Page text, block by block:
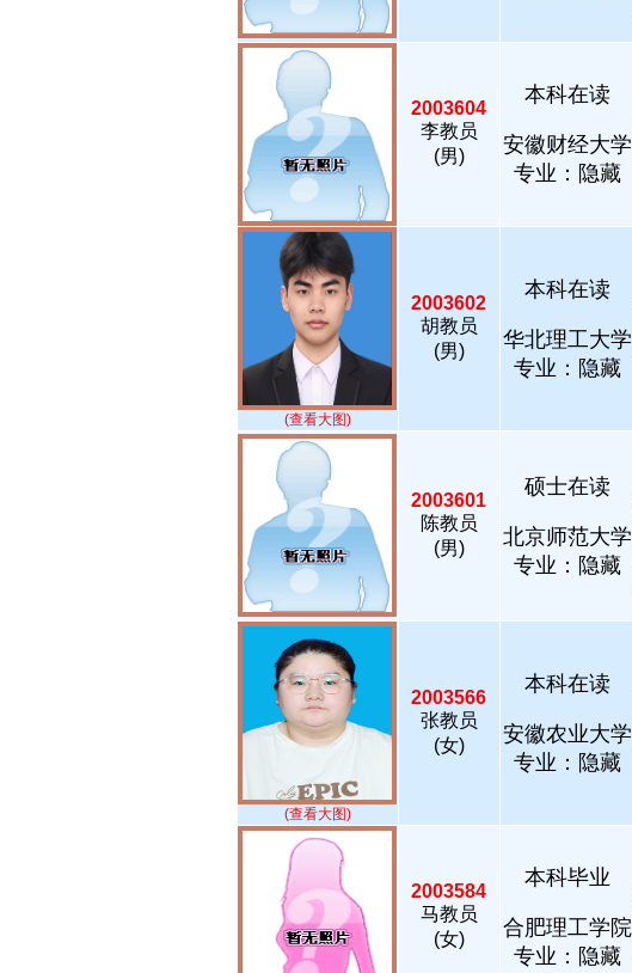
2003604
李教员
(男)
本科在读
安徽财经大学
专业：隐藏
(查看大图)
2003602
胡教员
(男)
本科在读
华北理工大学
专业：隐藏
2003601
陈教员
(男)
硕士在读
北京师范大学
专业：隐藏
(查看大图)
2003566
张教员
(女)
本科在读
安徽农业大学
专业：隐藏
2003584
马教员
(女)
本科毕业
合肥理工学院
专业：隐藏